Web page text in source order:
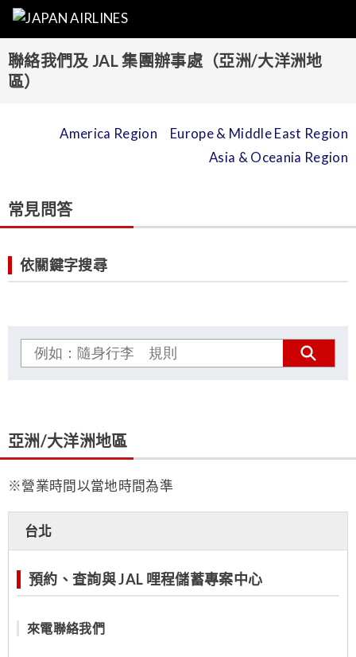
聯絡我們及 JAL 集團辦事處（亞洲/大洋洲地
區）
America Region
Europe & Middle East Region
Asia & Oceania Region
常見問答
依關鍵字搜尋
亞洲/大洋洲地區
※營業時間以當地時間為準
台北
預約、查詢與 JAL 哩程儲蓄專案中心
來電聯絡我們